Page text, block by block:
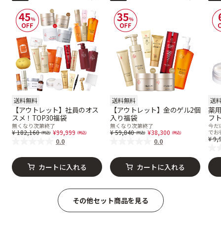
送料無料
【アウトレット】社員のオス
スメ！TOP30福袋
無くなり次第終了
Price reduced from
182,160to
99,999
0.0
カートに入れる
送料無料
【アウトレット】金のゲル2個
入り福袋
無くなり次第終了
Price reduced from
59,840to
38,300
0.0
カートに入れる
送
薬
フ
今だ
でお
その他セット商品を見る